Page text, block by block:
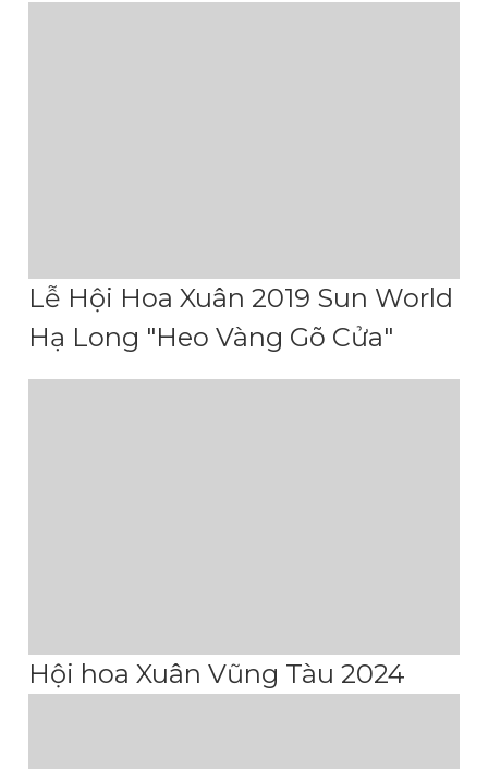
Lễ Hội Hoa Xuân 2019 Sun World
Hạ Long "Heo Vàng Gõ Cửa"
Hội hoa Xuân Vũng Tàu 2024